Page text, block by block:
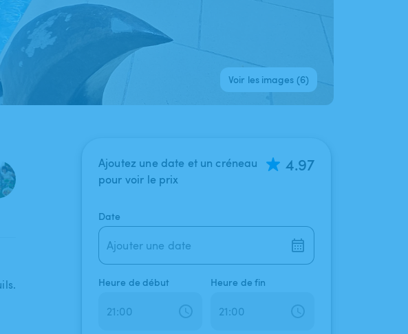
Voir les images (6)
Ajoutez une date et un créneau
pour voir le prix
4.97
Date
Ajouter une date
Heure de début Heure de fin